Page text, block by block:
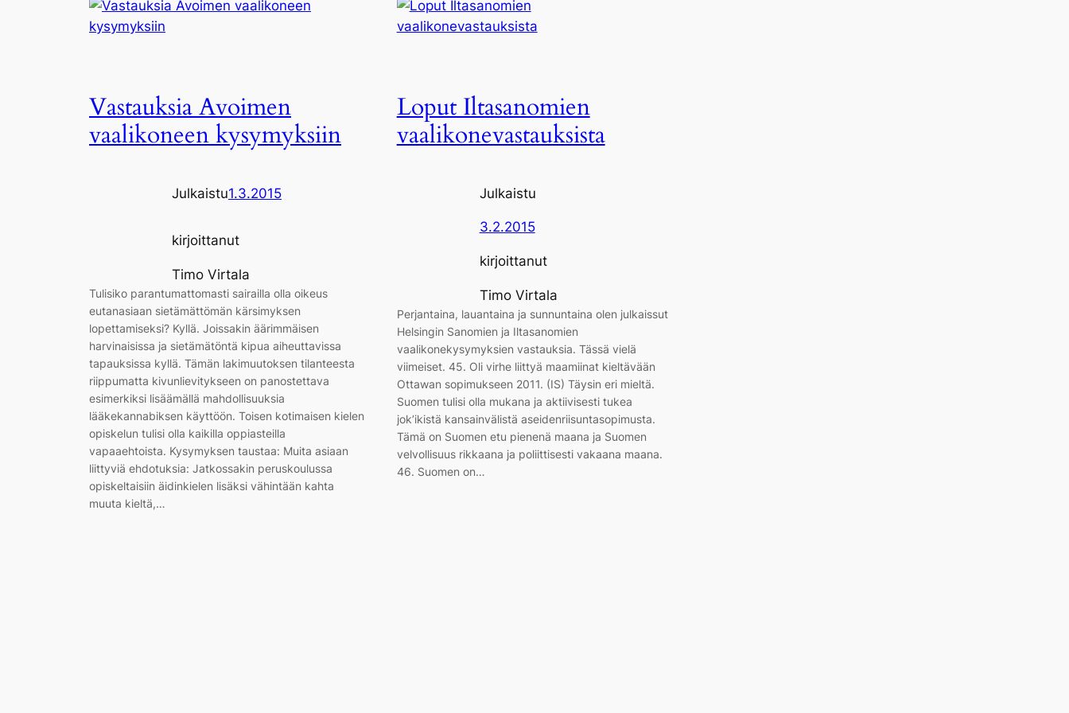
Vastauksia Avoimen
vaalikoneen kysymyksiin
Julkaistu1.3.2015
kirjoittanut
Timo Virtala
Tulisiko parantumattomasti sairailla olla oikeus
eutanasiaan sietämättömän kärsimyksen
lopettamiseksi? Kyllä. Joissakin äärimmäisen
harvinaisissa ja sietämätöntä kipua aiheuttavissa
tapauksissa kyllä. Tämän lakimuutoksen tilanteesta
riippumatta kivunlievitykseen on panostettava
esimerkiksi lisäämällä mahdollisuuksia
lääkekannabiksen käyttöön. Toisen kotimaisen kielen
opiskelun tulisi olla kaikilla oppiasteilla
vapaaehtoista. Kysymyksen taustaa: Muita asiaan
liittyviä ehdotuksia: Jatkossakin peruskoulussa
opiskeltaisiin äidinkielen lisäksi vähintään kahta
muuta kieltä,…
Loput Iltasanomien
vaalikonevastauksista
Julkaistu
3.2.2015
kirjoittanut
Timo Virtala
Perjantaina, lauantaina ja sunnuntaina olen julkaissut
Helsingin Sanomien ja Iltasanomien
vaalikonekysymyksien vastauksia. Tässä vielä
viimeiset. 45. Oli virhe liittyä maamiinat kieltävään
Ottawan sopimukseen 2011. (IS) Täysin eri mieltä.
Suomen tulisi olla mukana ja aktiivisesti tukea
jok’ikistä kansainvälistä aseidenriisuntasopimusta.
Tämä on Suomen etu pienenä maana ja Suomen
velvollisuus rikkaana ja poliittisesti vakaana maana.
46. Suomen on…